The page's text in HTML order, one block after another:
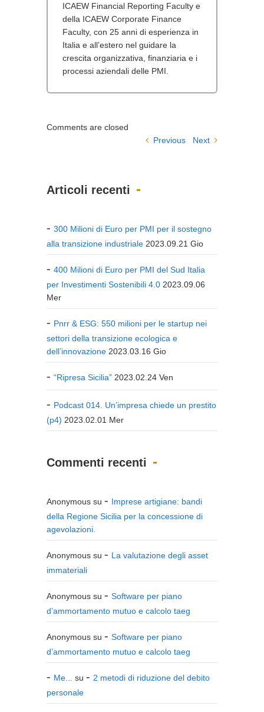
ICAEW Financial Reporting Faculty e
della ICAEW Corporate Finance
Faculty, con 25 anni di esperienza in
Italia e all’estero nel guidare la
crescita organizzativa, finanziaria e i
processi aziendali delle PMI.
Comments are closed
Previous
Next
Articoli recenti
300 Milioni di Euro per PMI per il sostegno
alla transizione industriale 2023.09.21 Gio
400 Milioni di Euro per PMI del Sud Italia
per Investimenti Sostenibili 4.0 2023.09.06
Mer
Pnrr & ESG: 550 milioni per le startup nei
settori della transizione ecologica e
dell’innovazione 2023.03.16 Gio
“Ripresa Sicilia” 2023.02.24 Ven
Podcast 014. Un’impresa chiede un prestito
(p4) 2023.02.01 Mer
Commenti recenti
Anonymous su
Imprese artigiane: bandi
della Regione Sicilia per la concessione di
agevolazioni.
Anonymous su
La valutazione degli asset
immateriali
Anonymous su
Software per piano
d’ammortamento mutuo e calcolo taeg
Anonymous su
Software per piano
d’ammortamento mutuo e calcolo taeg
Me... su
2 metodi di riduzione del debito
personale